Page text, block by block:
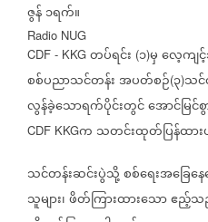
ဇွန်၁ရက်။
Radio NUG
CDF - KKG တပ်ရင်း (၁)မှလေ့ကျင့်
စစ်ပညာသင်တန်းအပတ်စဉ်(၃)သင်
လွန်ခဲ့သောရက်ပိုင်းတွင်အောင်မြင်
CDF KKGက သတင်းထုတ်ပြန်ထား
သင်တန်းဆင်းပွဲသို့စစ်ရေးအခြေန
သူများ၊ဖိတ်ကြားထားသောဧည့်သ